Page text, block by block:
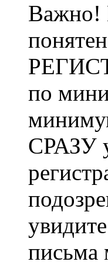
Важно!
по
СРАЗУ
письма